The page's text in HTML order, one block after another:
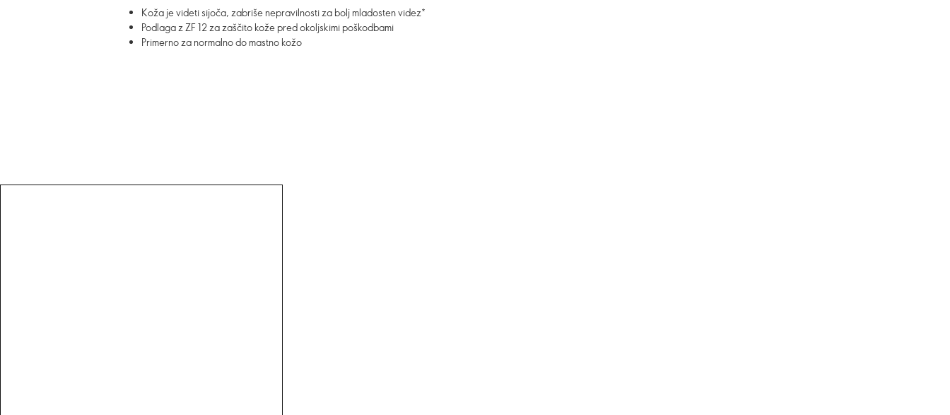
Koža je videti sijoča, zabriše nepravilnosti za bolj mladosten videz*
Podlaga z ZF 12 za zaščito kože pred okoljskimi poškodbami
Primerno za normalno do mastno kožo